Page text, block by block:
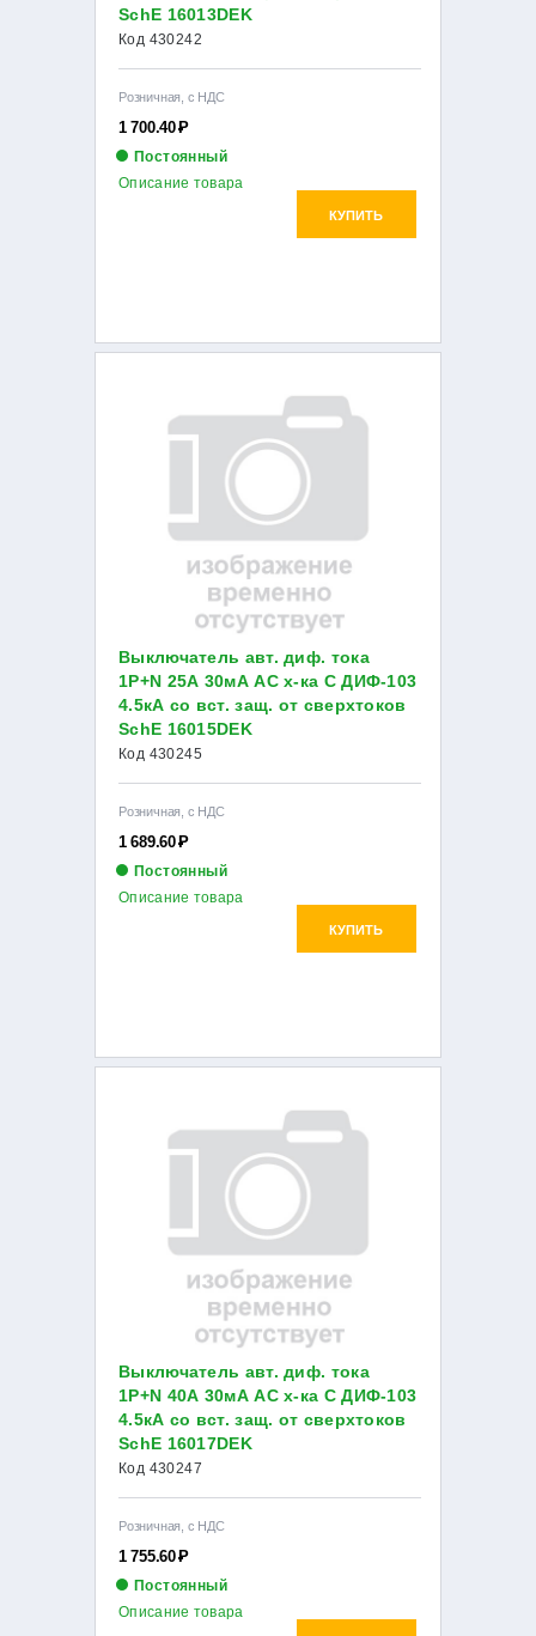
SchE 16013DEK
Код 430242
Розничная, с НДС
1 700.40Р
Постоянный
КУПИТЬ
Описание товара
Выключатель авт. диф. тока
1Р+N 25А 30мА AC х-ка С ДИФ-103
4.5кА со вст. защ. от сверхтоков
SchE 16015DEK
Код 430245
Розничная, с НДС
1 689.60Р
Постоянный
КУПИТЬ
Описание товара
Выключатель авт. диф. тока
1Р+N 40А 30мА AC х-ка С ДИФ-103
4.5кА со вст. защ. от сверхтоков
SchE 16017DEK
Код 430247
Розничная, с НДС
1 755.60Р
Постоянный
Описание товара